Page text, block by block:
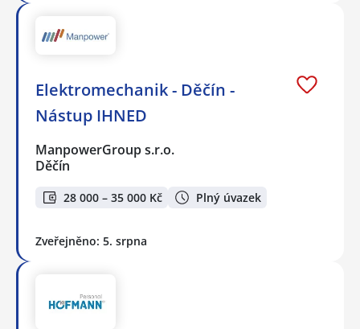
Elektromechanik - Děčín -
Nástup IHNED
ManpowerGroup s.r.o.
Děčín
28 000 – 35 000 Kč Plný úvazek
Zveřejněno: 5. srpna